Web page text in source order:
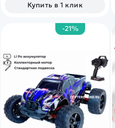
Купить в 1 клик
-21%